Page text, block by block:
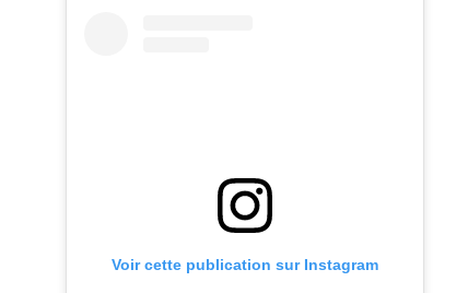
Voir cette publication sur Instagram